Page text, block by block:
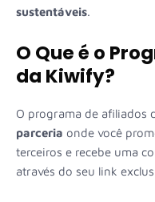
sustentáveis.
O Que é o
da Kiwify?
O programa de afiliados
parceria onde você
terceiros e recebe uma
através do seu link